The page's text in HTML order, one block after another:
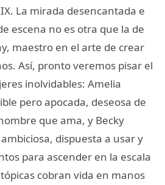
La mirada desencantada e
escena no es otra que la de
maestro en el arte de crear
Así, pronto veremos pisar el
inolvidables: Amelia
pero apocada, deseosa de
que ama, y Becky
dispuesta a usar y
para ascender en la escala
cobran vida en manos